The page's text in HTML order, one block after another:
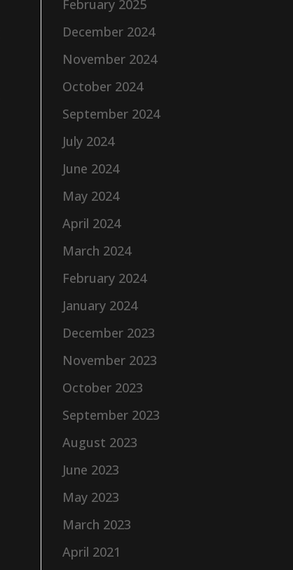
February 2025
December 2024
November 2024
October 2024
September 2024
July 2024
June 2024
May 2024
April 2024
March 2024
February 2024
January 2024
December 2023
November 2023
October 2023
September 2023
August 2023
June 2023
May 2023
March 2023
April 2021